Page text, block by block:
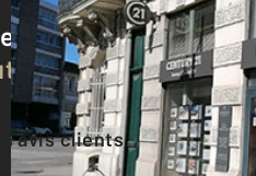
est notée8,7/10
par
avis clients